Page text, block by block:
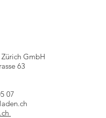
GmbH
63
07